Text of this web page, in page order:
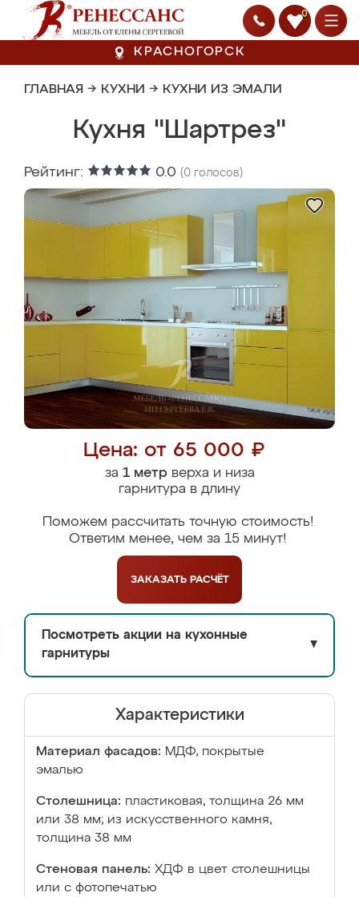
0
КРАСНОГОРСК
ГЛАВНАЯ → КУХНИ → КУХНИ ИЗ ЭМАЛИ
Кухня "Шартрез"
Рейтинг: 0.0 (0 голосов)
Цена: от 65 000 ₽
за 1 метрверха и низа
гарнитура в длину
Поможем рассчитать точную стоимость!
Ответим менее, чем за 15 минут!
ЗАКАЗАТЬ РАСЧЁТ
Посмотреть акции на кухонные
гарнитуры
▼
Характеристики
Материал фасадов: МДФ, покрытые
эмалью
Столешница: пластиковая, толщина 26 мм
или 38 мм; из искусственного камня,
толщина 38 мм
Стеновая панель: ХДФ в цвет столешницы
или с фотопечатью